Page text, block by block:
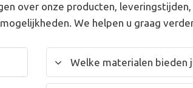
over onze producten,
We helpen u graag
Welke materialen bieden